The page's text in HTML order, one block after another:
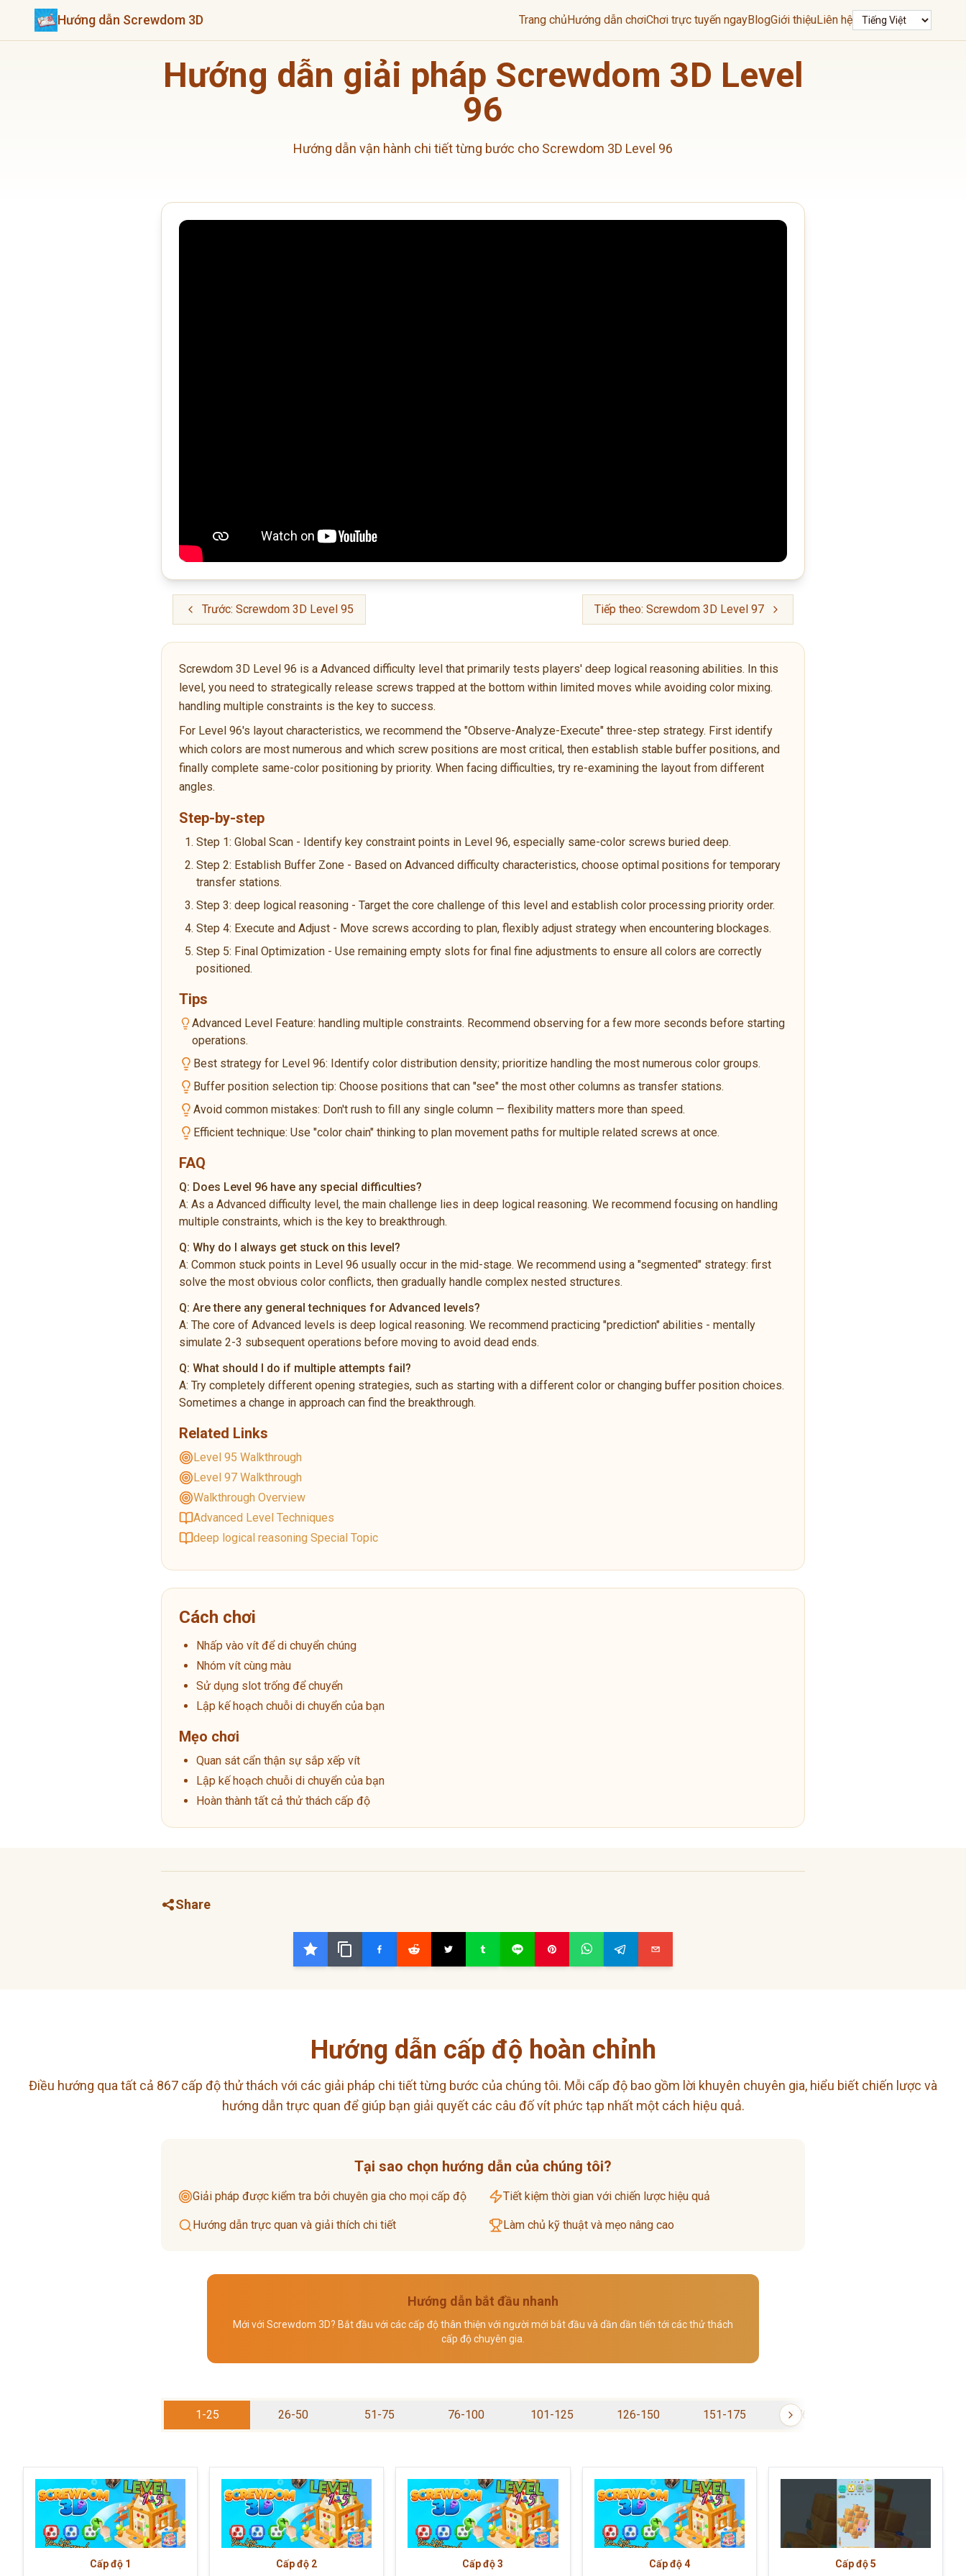
Hướng dẫn Screwdom 3D Trang chủHướng dẫn chơiChơi trực tuyến ngayBlogGiới thiệuLiên hệNgôn ngữ
Hướng dẫn giải pháp Screwdom 3D Level
96
Hướng dẫn vận hành chi tiết từng bước cho Screwdom 3D Level 96
Trước: Screwdom 3D Level 95 Tiếp theo: Screwdom 3D Level 97
Screwdom 3D Level 96 is a Advanced difficulty level that primarily tests players' deep logical reasoning abilities. In this
level, you need to strategically release screws trapped at the bottom within limited moves while avoiding color mixing.
handling multiple constraints is the key to success.
For Level 96's layout characteristics, we recommend the "Observe-Analyze-Execute" three-step strategy. First identify
which colors are most numerous and which screw positions are most critical, then establish stable buffer positions, and
finally complete same-color positioning by priority. When facing difficulties, try re-examining the layout from different
angles.
Step-by-step
Step 1: Global Scan - Identify key constraint points in Level 96, especially same-color screws buried deep.
Step 2: Establish Buffer Zone - Based on Advanced difficulty characteristics, choose optimal positions for temporary
transfer stations.
Step 3: deep logical reasoning - Target the core challenge of this level and establish color processing priority order.
Step 4: Execute and Adjust - Move screws according to plan, flexibly adjust strategy when encountering blockages.
Step 5: Final Optimization - Use remaining empty slots for final fine adjustments to ensure all colors are correctly
positioned.
Tips
Advanced Level Feature: handling multiple constraints. Recommend observing for a few more seconds before starting
operations.
Best strategy for Level 96: Identify color distribution density; prioritize handling the most numerous color groups.
Buffer position selection tip: Choose positions that can "see" the most other columns as transfer stations.
Avoid common mistakes: Don't rush to fill any single column — flexibility matters more than speed.
Efficient technique: Use "color chain" thinking to plan movement paths for multiple related screws at once.
FAQ
Q: Does Level 96 have any special difficulties?
A: As a Advanced difficulty level, the main challenge lies in deep logical reasoning. We recommend focusing on handling
multiple constraints, which is the key to breakthrough.
Q: Why do I always get stuck on this level?
A: Common stuck points in Level 96 usually occur in the mid-stage. We recommend using a "segmented" strategy: first
solve the most obvious color conflicts, then gradually handle complex nested structures.
Q: Are there any general techniques for Advanced levels?
A: The core of Advanced levels is deep logical reasoning. We recommend practicing "prediction" abilities - mentally
simulate 2-3 subsequent operations before moving to avoid dead ends.
Q: What should I do if multiple attempts fail?
A: Try completely different opening strategies, such as starting with a different color or changing buffer position choices.
Sometimes a change in approach can find the breakthrough.
Related Links
Level 95 Walkthrough
Level 97 Walkthrough
Walkthrough Overview
Advanced Level Techniques
deep logical reasoning Special Topic
Cách chơi
Nhấp vào vít để di chuyển chúng
Nhóm vít cùng màu
Sử dụng slot trống để chuyển
Lập kế hoạch chuỗi di chuyển của bạn
Mẹo chơi
Quan sát cẩn thận sự sắp xếp vít
Lập kế hoạch chuỗi di chuyển của bạn
Hoàn thành tất cả thử thách cấp độ
Share
Hướng dẫn cấp độ hoàn chỉnh
Điều hướng qua tất cả 867 cấp độ thử thách với các giải pháp chi tiết từng bước của chúng tôi. Mỗi cấp độ bao gồm lời khuyên chuyên gia, hiểu biết chiến lược và
hướng dẫn trực quan để giúp bạn giải quyết các câu đố vít phức tạp nhất một cách hiệu quả.
Tại sao chọn hướng dẫn của chúng tôi?
Giải pháp được kiểm tra bởi chuyên gia cho mọi cấp độ Tiết kiệm thời gian với chiến lược hiệu quả
Hướng dẫn trực quan và giải thích chi tiết Làm chủ kỹ thuật và mẹo nâng cao
Hướng dẫn bắt đầu nhanh
Mới với Screwdom 3D? Bắt đầu với các cấp độ thân thiện với người mới bắt đầu và dần dần tiến tới các thử thách
cấp độ chuyên gia.
1-25 26-50 51-75 76-100 101-125 126-150 151-175 176-200
Cấp độ 1 Cấp độ 2 Cấp độ 3 Cấp độ 4 Cấp độ5